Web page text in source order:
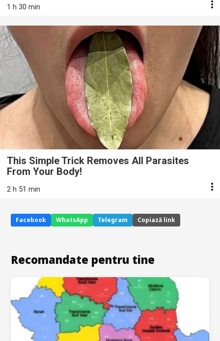
1 h 30 min
This Simple Trick Removes All Parasites
From Your Body!
2 h 51 min
Facebook WhatsApp Telegram Copiază link
Recomandate pentru tine